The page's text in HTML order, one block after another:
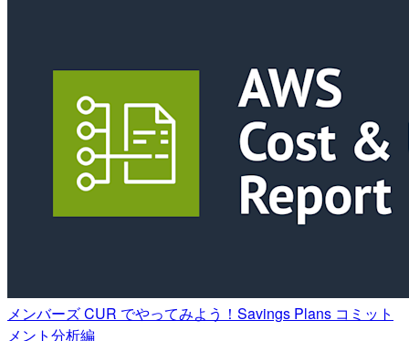
メンバーズ CUR でやってみよう！Savings Plans コミット
メント分析編